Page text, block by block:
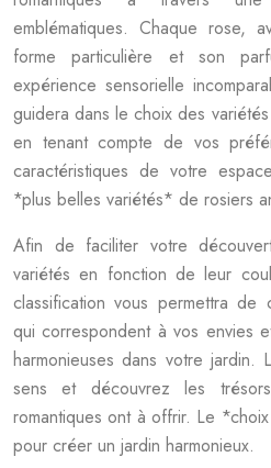
emblématiques. Chaque rose,
forme particulière et son
expérience sensorielle
guidera dans le choix des
en tenant compte de vos
caractéristiques de votre
*plus belles variétés* de rosiers
Afin de faciliter votre
variétés en fonction de leur
classification vous permettra de
qui correspondent à vos envies
harmonieuses dans votre jardin.
sens et découvrez les
romantiques ont à offrir. Le
pour créer un jardin harmonieux.